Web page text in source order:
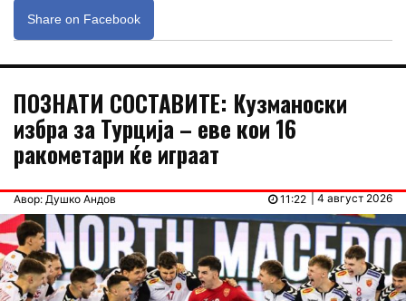
Share on Facebook
ПОЗНАТИ СОСТАВИТЕ: Кузманоски
избра за Турција – еве кои 16
ракометари ќе играат
Авор: Душко Андов | 4 август 2026
11:22